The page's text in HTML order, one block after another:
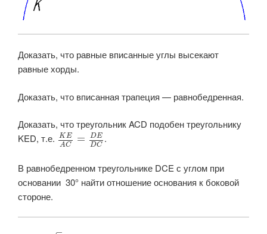
Доказать, что равные вписанные углы высекают
равные хорды.
Доказать, что вписанная трапеция — равнобедренная.
Доказать, что треугольник ACD подобен треугольнику
KED, т.е. ​
KE
AC = DE
DC
​.
В равнобедренном треугольнике DCE с углом при
основании 30° найти отношение основания к боковой
стороне.